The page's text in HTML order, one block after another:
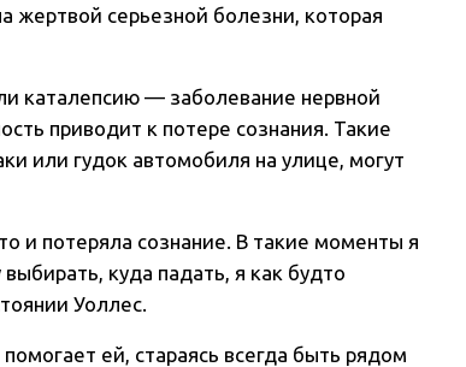
жертвой серьезной болезни, которая
каталепсию — заболевание нервной
приводит к потере сознания. Такие
или гудок автомобиля на улице, могут
и потеряла сознание. В такие моменты я
куда падать, я как будто
Уоллес.
ей, стараясь всегда быть рядом